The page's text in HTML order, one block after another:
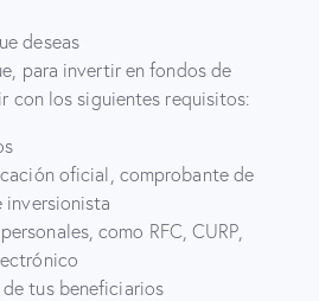
deseas
para invertir en fondos de
con los siguientes requisitos:
oficial, comprobante de
como RFC, CURP,
tus beneficiarios